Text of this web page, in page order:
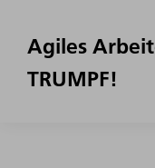
Agiles
TRUMPF!